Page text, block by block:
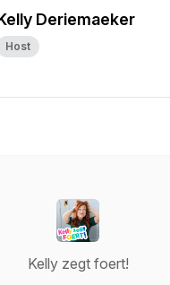
Deriemaeker
Host
Kelly zegt foert!